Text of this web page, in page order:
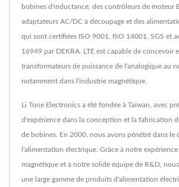
bobines d'inductance, des contrôleurs de moteur
adaptateurs AC/DC à découpage et des
qui sont certifiées ISO 9001, ISO 14001, SGS et
16949 par DEKRA. LTE est capable de concevoir
transformateurs de puissance de l'analogique au
notamment dans l'industrie magnétique.
Li Tone Electronics a été fondée à Taiwan, avec
d'expérience dans la conception et la fabrication
de bobines. En 2000, nous avons pénétré dans le
l'alimentation électrique. Grâce à notre
magnétique et à notre solide équipe de R&D,
une large gamme de produits d'alimentation